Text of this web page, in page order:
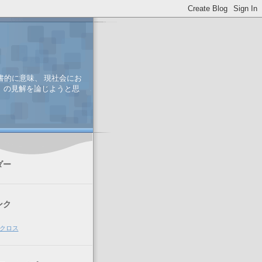
的に意味、 現社会にお
の見解を論じようと思
ー
ク
ロス